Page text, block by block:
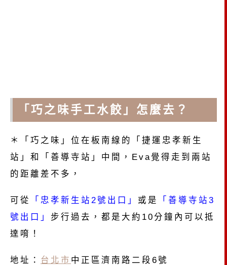
「巧之味手工水餃」怎麼去？
＊「巧之味」位在板南線的「捷運忠孝新生
站」和「善導寺站」中間，Eva覺得走到兩站
的距離差不多，
可從 「忠孝新生站2號出口」 或是
「善導寺站3
號出口」 步行過去，都是大約10分鐘內可以抵
達唷！
地址： 台北市 中正區濟南路二段6號